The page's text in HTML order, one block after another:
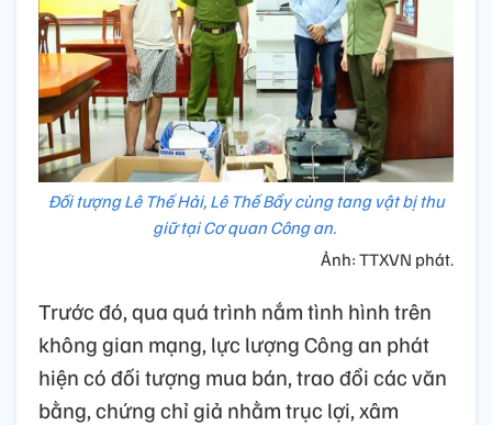
Đối tượng Lê Thế Hải, Lê Thế Bẩy cùng tang vật bị thu
giữ tại Cơ quan Công an.
Ảnh: TTXVN phát.
Trước đó, qua quá trình nắm tình hình trên
không gian mạng, lực lượng Công an phát
hiện có đối tượng mua bán, trao đổi các văn
bằng, chứng chỉ giả nhằm trục lợi, xâm